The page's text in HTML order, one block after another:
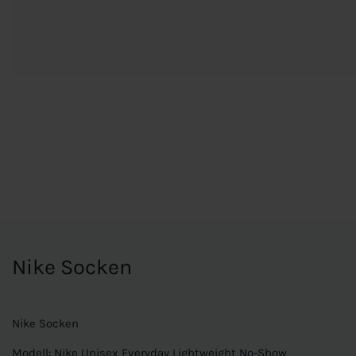
Nike Socken
Nike Socken
Modell: Nike Unisex Everyday Lightweight No-Show